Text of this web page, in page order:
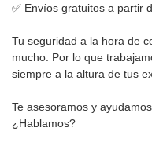
✅ Envíos gratuitos a partir
Tu seguridad a la hora de
mucho. Por lo que
siempre a la altura de tus
Te asesoramos y
¿Hablamos?